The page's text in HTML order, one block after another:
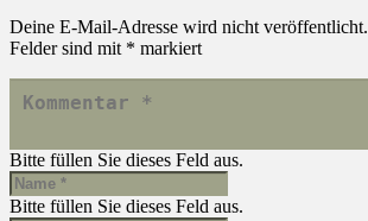
Deine E-Mail-Adresse wird nicht veröffentlicht.
Felder sind mit * markiert
Bitte füllen Sie dieses Feld aus.
Bitte füllen Sie dieses Feld aus.